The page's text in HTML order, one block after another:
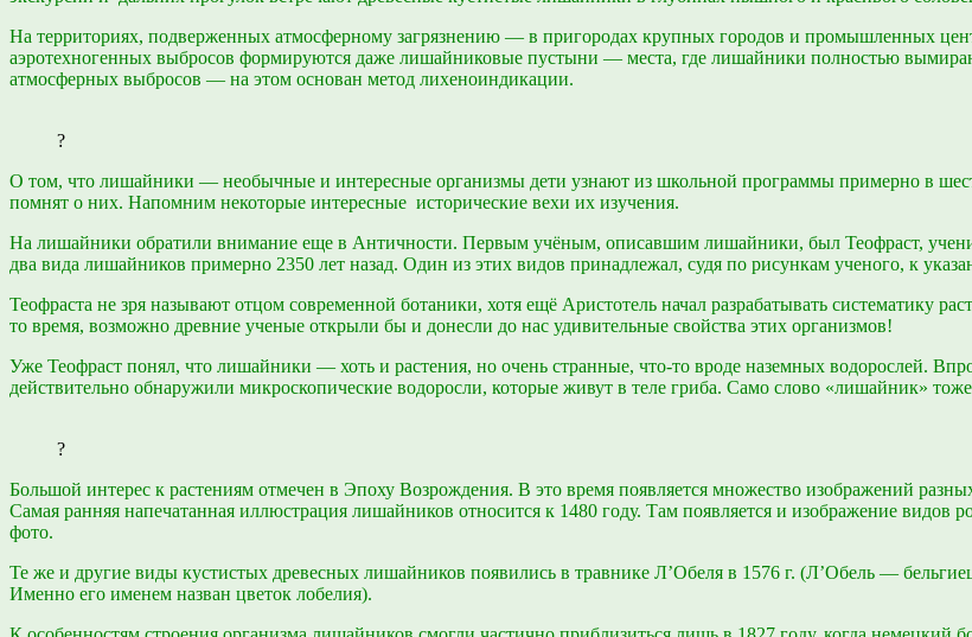
На территориях, подверженных атмосферному загрязнению — в пригородах крупных городов и промышленных
аэротехногенных выбросов формируются даже лишайниковые пустыни — места, где лишайники полностью
атмосферных выбросов — на этом основан метод лихеноиндикации.
?
О том, что лишайники — необычные и интересные организмы дети узнают из школьной программы примерно в
помнят о них. Напомним некоторые интересные исторические вехи их изучения.
На лишайники обратили внимание еще в Античности. Первым учёным, описавшим лишайники, был Теофраст,
два вида лишайников примерно 2350 лет назад. Один из этих видов принадлежал, судя по рисункам ученого, к
Теофраста не зря называют отцом современной ботаники, хотя ещё Аристотель начал разрабатывать систематику
то время, возможно древние ученые открыли бы и донесли до нас удивительные свойства этих организмов!
Уже Теофраст понял, что лишайники — хоть и растения, но очень странные, что-то вроде наземных водорослей.
действительно обнаружили микроскопические водоросли, которые живут в теле гриба. Само слово «лишайник»
?
Большой интерес к растениям отмечен в Эпоху Возрождения. В это время появляется множество изображений
Самая ранняя напечатанная иллюстрация лишайников относится к 1480 году. Там появляется и изображение видов
фото.
Те же и другие виды кустистых древесных лишайников появились в травнике Л’Обеля в 1576 г. (Л’Обель —
Именно его именем назван цветок лобелия).